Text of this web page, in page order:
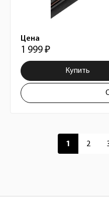
Цена
1 999 ₽
Купить
1 2